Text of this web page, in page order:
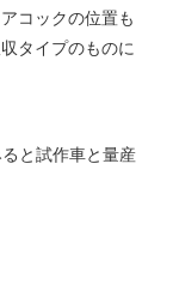
コックの位置も
タイプのものに
と試作車と量産